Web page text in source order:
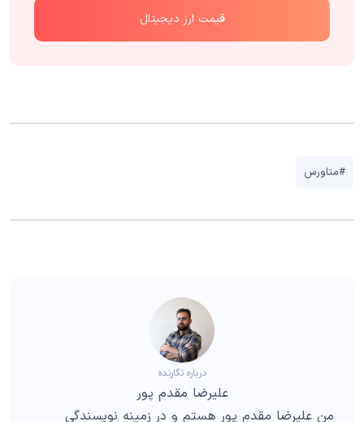
قیمت ارز دیجیتال
#متاورس
درباره نگارنده
علیرضا مقدم پور
من علیرضا مقدم پور هستم و در زمینه نویسندگی